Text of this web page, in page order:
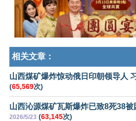
相关文章：
山西煤矿爆炸惊动俄日印朝领导人
(65,569次)
山西沁源煤矿瓦斯爆炸已致8死38被
2026/5/23 (63,145次)